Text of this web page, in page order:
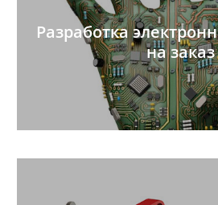
Разработка
на заказ